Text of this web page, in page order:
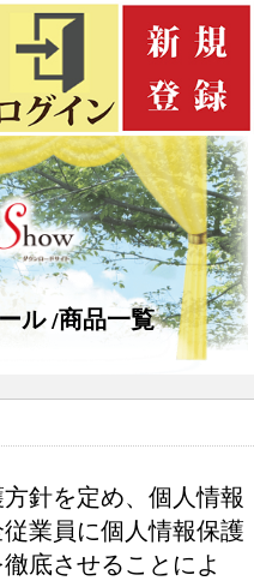
ル 商品一覧
針を定め、個人情報
業員に個人情報保護
底させることによ